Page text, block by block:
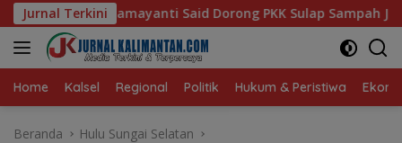
Langsung
ke
konten
Jurnal Terkini
Dorong PKK Sulap Sampah Jadi Sumber Penghasilan
Home Kalsel Regional Politik Hukum & Peristiwa
Beranda Hulu Sungai Selatan